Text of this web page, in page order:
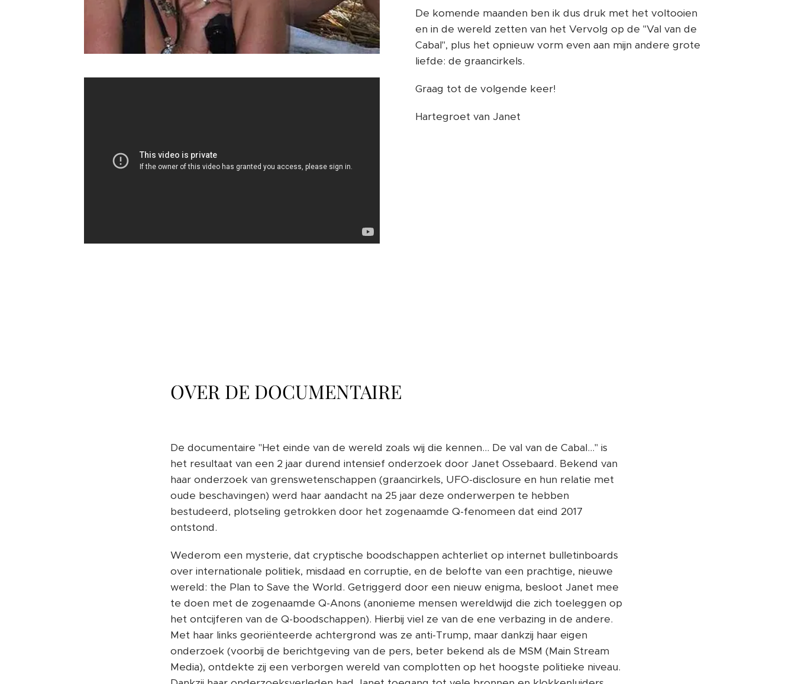
De komende maanden ben ik dus druk met het voltooien
en in de wereld zetten van het Vervolg op de "Val van de
Cabal", plus het opnieuw vorm even aan mijn andere grote
liefde: de graancirkels.
Graag tot de volgende keer!
Hartegroet van Janet ❤️
OVER DE DOCUMENTAIRE
De documentaire "Het einde van de wereld zoals wij die kennen... De val van de Cabal..." is
het resultaat van een 2 jaar durend intensief onderzoek door Janet Ossebaard. Bekend van
haar onderzoek van grenswetenschappen (graancirkels, UFO-disclosure en hun relatie met
oude beschavingen) werd haar aandacht na 25 jaar deze onderwerpen te hebben
bestudeerd, plotseling getrokken door het zogenaamde Q-fenomeen dat eind 2017
ontstond.
Wederom een mysterie, dat cryptische boodschappen achterliet op internet bulletinboards
over internationale politiek, misdaad en corruptie, en de belofte van een prachtige, nieuwe
wereld: the Plan to Save the World. Getriggerd door een nieuw enigma, besloot Janet mee
te doen met de zogenaamde Q-Anons (anonieme mensen wereldwijd die zich toeleggen op
het ontcijferen van de Q-boodschappen). Hierbij viel ze van de ene verbazing in de andere.
Met haar links georiënteerde achtergrond was ze anti-Trump, maar dankzij haar eigen
onderzoek (voorbij de berichtgeving van de pers, beter bekend als de MSM (Main Stream
Media), ontdekte zij een verborgen wereld van complotten op het hoogste politieke niveau.